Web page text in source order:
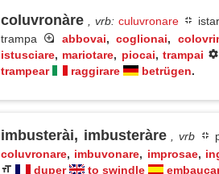
coluvronàre , vrb: culuvronare
trampa
abbovai,coglionai,
istusciare, mariotare, piocai, trampai
trampear
raggirare betrügen.
imbusterài, imbusteràre , vrb
coluvronare, imbuvonare, improsae,
duper
to swindle